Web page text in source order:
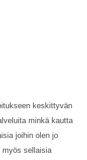
keskittyvän
minkä kautta
joihin olen jo
myös sellaisia